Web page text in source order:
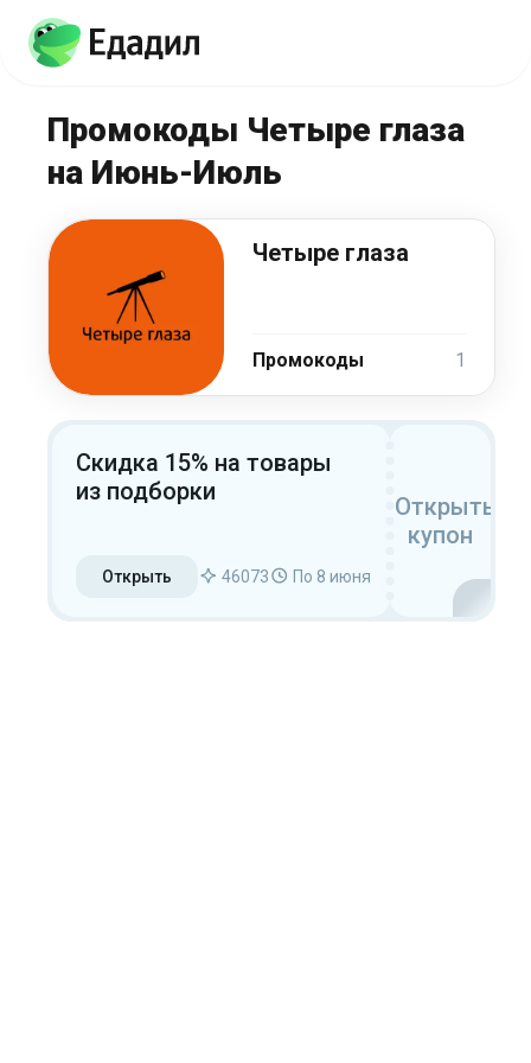
Промокоды Четыре глаза
на Июнь-Июль
Четыре глаза
Промокоды 1
Скидка 15% на товары
из подборки
Открыть 46073 По 8 июня
Открыть
купон